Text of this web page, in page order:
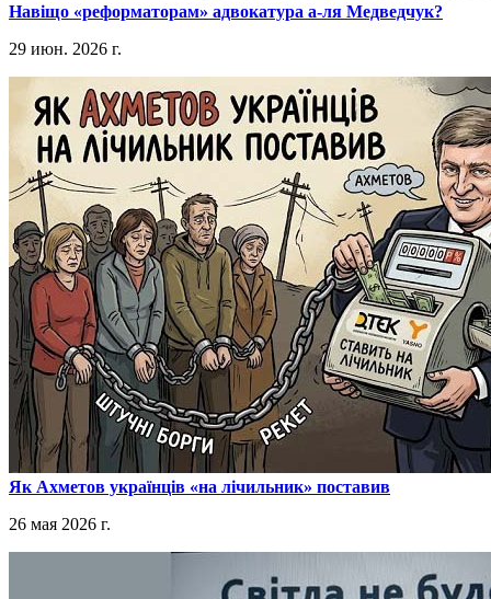
​Навіщо «реформаторам» адвокатура а-ля Медведчук?
29 июн. 2026 г.
​Як Ахметов українців «на лічильник» поставив
26 мая 2026 г.